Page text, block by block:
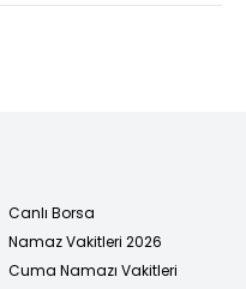
Canlı Borsa
Namaz Vakitleri 2026
Cuma Namazı Vakitleri